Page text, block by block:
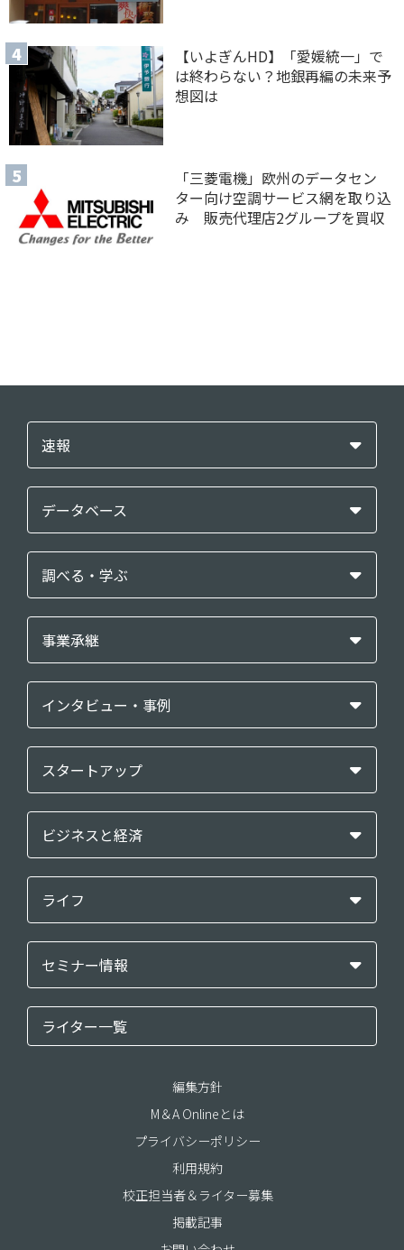
【いよぎんHD】「愛媛統一」で
は終わらない？地銀再編の未来予
想図は
「三菱電機」欧州のデータセン
ター向け空調サービス網を取り込
み 販売代理店2グループを買収
速報
データベース
調べる・学ぶ
事業承継
インタビュー・事例
スタートアップ
ビジネスと経済
ライフ
セミナー情報
ライター一覧
編集方針
M＆A Onlineとは
プライバシーポリシー
利用規約
校正担当者＆ライター募集
掲載記事